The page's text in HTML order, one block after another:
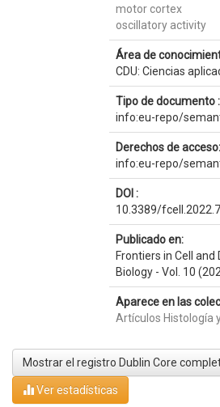
motor cortex
oscillatory activity
Área de
CDU: Ciencias
Tipo de documento :
info:eu-repo/
Derechos de acceso:
info:eu-repo/
DOI :
10.3389/
Publicado en:
Frontiers in Cell and
Biology - Vol. 10
Aparece en las
Artículos Histología
Mostrar el registro Dublin Core
Ver estadísticas